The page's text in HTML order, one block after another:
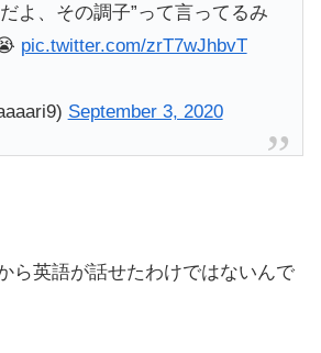
よ、その調子”って言ってるみ
pic.twitter.com/zrT7wJhbvT
September 3, 2020
ら英語が話せたわけではないんで